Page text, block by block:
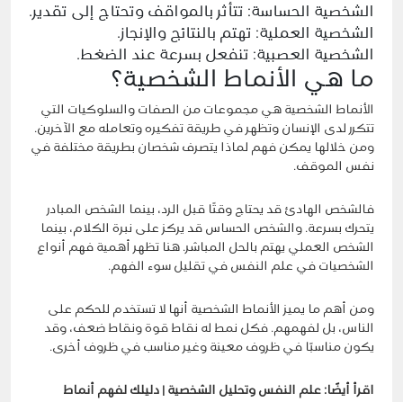
الشخصية الحساسة: تتأثر بالمواقف وتحتاج إلى تقدير.
الشخصية العملية: تهتم بالنتائج والإنجاز.
الشخصية العصبية: تنفعل بسرعة عند الضغط.
ما هي الأنماط الشخصية؟
الأنماط الشخصية هي مجموعات من الصفات والسلوكيات التي
تتكرر لدى الإنسان وتظهر في طريقة تفكيره وتعامله مع الآخرين.
ومن خلالها يمكن فهم لماذا يتصرف شخصان بطريقة مختلفة في
نفس الموقف.
فالشخص الهادئ قد يحتاج وقتًا قبل الرد، بينما الشخص المبادر
يتحرك بسرعة. والشخص الحساس قد يركز على نبرة الكلام، بينما
الشخص العملي يهتم بالحل المباشر. هنا تظهر أهمية فهم أنواع
الشخصيات في علم النفس في تقليل سوء الفهم.
ومن أهم ما يميز الأنماط الشخصية أنها لا تستخدم للحكم على
الناس، بل لفهمهم. فكل نمط له نقاط قوة ونقاط ضعف، وقد
يكون مناسبًا في ظروف معينة وغير مناسب في ظروف أخرى.
اقرأ أيضًا: علم النفس وتحليل الشخصية | دليلك لفهم أنماط